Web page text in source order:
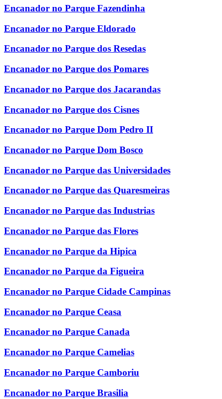
Encanador no Parque Fazendinha
Encanador no Parque Eldorado
Encanador no Parque dos Resedas
Encanador no Parque dos Pomares
Encanador no Parque dos Jacarandas
Encanador no Parque dos Cisnes
Encanador no Parque Dom Pedro II
Encanador no Parque Dom Bosco
Encanador no Parque das Universidades
Encanador no Parque das Quaresmeiras
Encanador no Parque das Industrias
Encanador no Parque das Flores
Encanador no Parque da Hipica
Encanador no Parque da Figueira
Encanador no Parque Cidade Campinas
Encanador no Parque Ceasa
Encanador no Parque Canada
Encanador no Parque Camelias
Encanador no Parque Camboriu
Encanador no Parque Brasilia